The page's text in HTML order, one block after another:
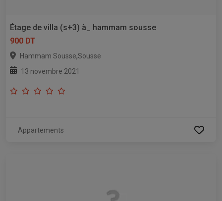
Étage de villa (s+3) à_ hammam sousse
900 DT
Hammam Sousse,Sousse
13 novembre 2021
Appartements